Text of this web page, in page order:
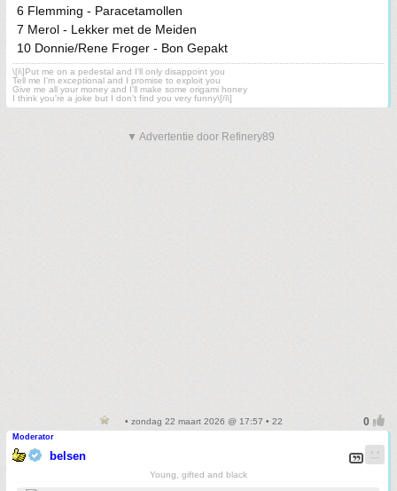
6 Flemming - Paracetamollen
7 Merol - Lekker met de Meiden
10 Donnie/Rene Froger - Bon Gepakt
\[i\]Put me on a pedestal and I'll only disappoint you
Tell me I'm exceptional and I promise to exploit you
Give me all your money and I'll make some origami honey
I think you're a joke but I don't find you very funny\[/i\]
▼ Advertentie door Refinery89
• zondag 22 maart 2026 @ 17:57 • 22
Moderator
belsen
Young, gifted and black